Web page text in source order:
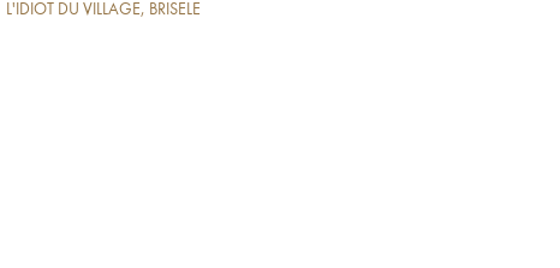
L'IDIOT DU VILLAGE, BRISELE